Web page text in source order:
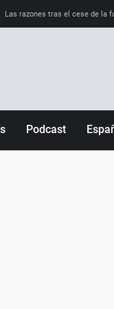
Las razones tras el cese de la
Podcast